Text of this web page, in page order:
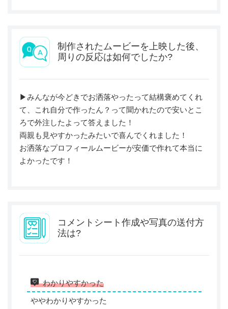
制作されたムービーを上映した後、
周りの反応は如何でしたか?
▶︎みんなが今どきでお洒落やったって結構褒めてくれ
て、これ自分で作ったん？って聞かれたので安いとこ
ろで外注したよって答えました！
両親も見やすかったみたいで喜んでくれました！
お洒落なプロフィールムービーが安価で作れて本当に
よかったです！
コメントシート作成や写真の送付方
法は?
わかりやすかった
ややわかりやすかった